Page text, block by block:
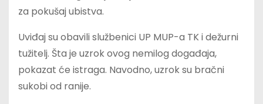
za pokušaj ubistva.
Uviđaj su obavili službenici UP MUP-a TK i dežurni
tužitelj. Šta je uzrok ovog nemilog događaja,
pokazat će istraga. Navodno, uzrok su bračni
sukobi od ranije.